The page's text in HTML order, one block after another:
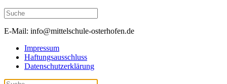
E-Mail: info@mittelschule-osterhofen.de
Impressum
Haftungsausschluss
Datenschutzerklärung